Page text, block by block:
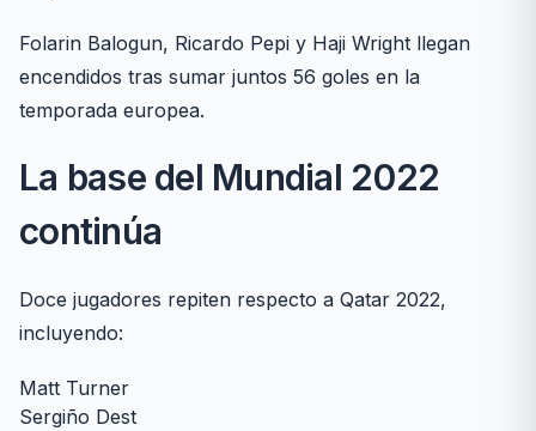
Folarin Balogun, Ricardo Pepi y Haji Wright llegan
encendidos tras sumar juntos 56 goles en la
temporada europea.
La base del Mundial 2022
continúa
Doce jugadores repiten respecto a Qatar 2022,
incluyendo:
Matt Turner
Sergiño Dest